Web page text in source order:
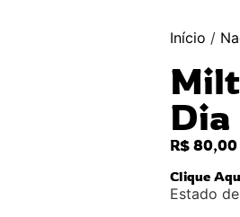
Início /
Dia
R$ 80,00
Clique
Estado